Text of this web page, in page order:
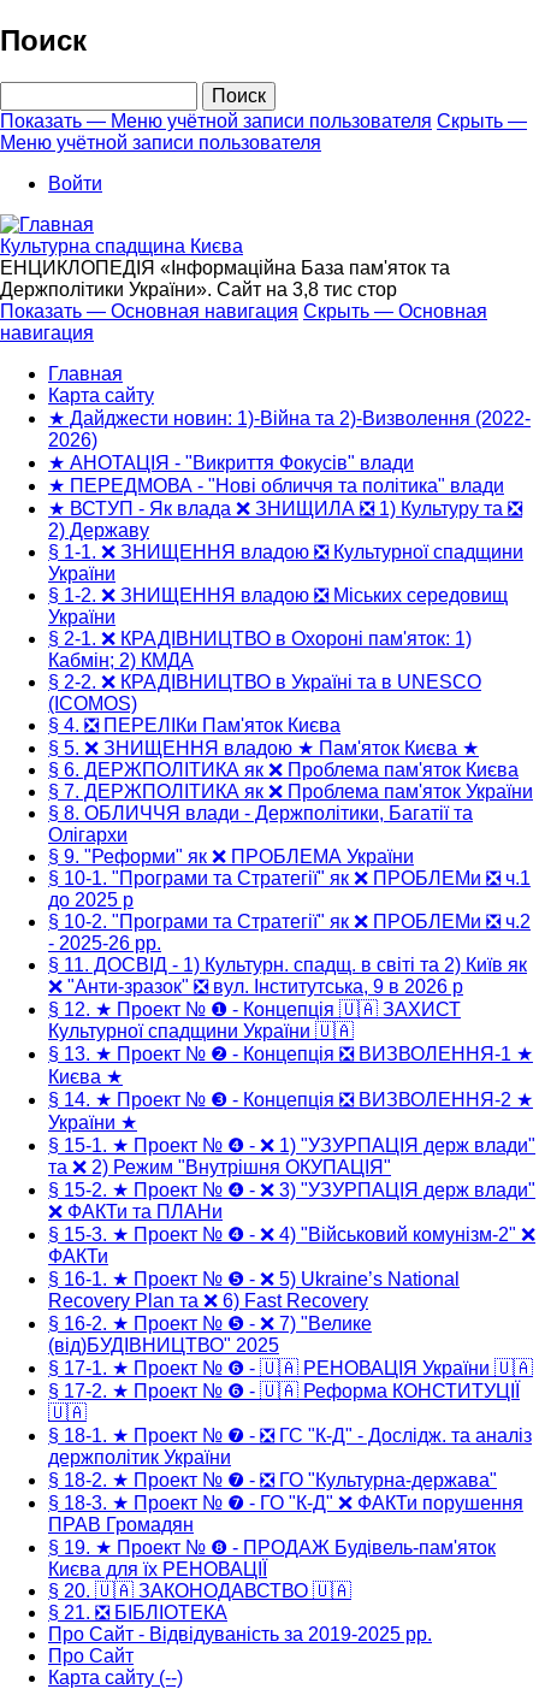
Перейти
к
основному
Поиск
Меню
учётной
записи
пользователя
Показать — Меню учётной записи пользователя Скрыть —
Меню учётной записи пользователя
Войти
Культурна спадщина Києва
ЕНЦИКЛОПЕДІЯ «Інформаційна База пам'яток та
Держполітики України». Сайт на 3,8 тис стор
Основная
навигация
Показать — Основная навигация Скрыть — Основная
навигация
Главная
Карта сайту
★ Дайджести новин: 1)-Війна та 2)-Визволення (2022-
2026)
★ АНОТАЦІЯ - "Викриття Фокусів" влади
★ ПЕРЕДМОВА - "Нові обличчя та політика" влади
★ ВСТУП - Як влада ❌ ЗНИЩИЛА ❎ 1) Культуру та ❎
2) Державу
§ 1-1. ❌ ЗНИЩЕННЯ владою ❎ Культурної спадщини
України
§ 1-2. ❌ ЗНИЩЕННЯ владою ❎ Міських середовищ
України
§ 2-1. ❌ КРАДІВНИЦТВО в Охороні пам'яток: 1)
Кабмін; 2) КМДА
§ 2-2. ❌ КРАДІВНИЦТВО в Україні та в UNESCO
(ICOMOS)
§ 4. ❎ ПЕРЕЛІКи Пам'яток Києва
§ 5. ❌ ЗНИЩЕННЯ владою ★ Пам'яток Києва ★
§ 6. ДЕРЖПОЛІТИКА як ❌ Проблема пам'яток Києва
§ 7. ДЕРЖПОЛІТИКА як ❌ Проблема пам'яток України
§ 8. ОБЛИЧЧЯ влади - Держполітики, Багатії та
Олігархи
§ 9. "Реформи" як ❌ ПРОБЛЕМА України
§ 10-1. "Програми та Стратегії" як ❌ ПРОБЛЕМи ❎ ч.1
до 2025 р
§ 10-2. "Програми та Стратегії" як ❌ ПРОБЛЕМи ❎ ч.2
- 2025-26 рр.
§ 11. ДОСВІД - 1) Культурн. спадщ. в світі та 2) Київ як
❌ "Анти-зразок" ❎ вул. Інститутська, 9 в 2026 р
§ 12. ★ Проект № ❶ - Концепція 🇺🇦 ЗАХИСТ
Культурної спадщини України 🇺🇦
§ 13. ★ Проект № ❷ - Концепція ❎ ВИЗВОЛЕННЯ-1 ★
Києва ★
§ 14. ★ Проект № ❸ - Концепція ❎ ВИЗВОЛЕННЯ-2 ★
України ★
§ 15-1. ★ Проект № ❹ - ❌ 1) "УЗУРПАЦІЯ держ влади"
та ❌ 2) Режим "Внутрішня ОКУПАЦІЯ"
§ 15-2. ★ Проект № ❹ - ❌ 3) "УЗУРПАЦІЯ держ влади"
❌ ФАКТи та ПЛАНи
§ 15-3. ★ Проект № ❹ - ❌ 4) "Військовий комунізм-2" ❌
ФАКТи
§ 16-1. ★ Проект № ❺ - ❌ 5) Ukraine’s National
Recovery Plan та ❌ 6) Fast Recovery
§ 16-2. ★ Проект № ❺ - ❌ 7) "Велике
(від)БУДІВНИЦТВО" 2025
§ 17-1. ★ Проект № ❻ - 🇺🇦 РЕНОВАЦІЯ України 🇺🇦
§ 17-2. ★ Проект № ❻ - 🇺🇦 Реформа КОНСТИТУЦІЇ
🇺🇦
§ 18-1. ★ Проект № ❼ - ❎ ГС "К-Д" - Дослідж. та аналіз
держполітик України
§ 18-2. ★ Проект № ❼ - ❎ ГО "Культурна-держава"
§ 18-3. ★ Проект № ❼ - ГО "К-Д" ❌ ФАКТи порушення
ПРАВ Громадян
§ 19. ★ Проект № ❽ - ПРОДАЖ Будівель-пам'яток
Києва для їх РЕНОВАЦІЇ
§ 20. 🇺🇦 ЗАКОНОДАВСТВО 🇺🇦
§ 21. ❎ БІБЛІОТЕКА
Про Сайт - Відвідуваність за 2019-2025 рр.
Про Сайт
Карта сайту (--)